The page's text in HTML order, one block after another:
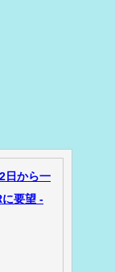
日から一
に要望 -